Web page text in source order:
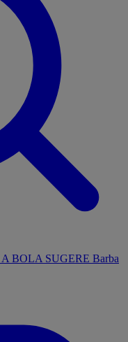
A BOLA SUGERE Barba